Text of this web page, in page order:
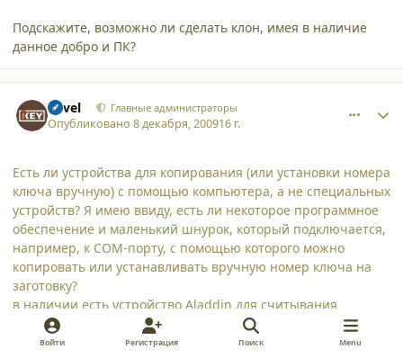
Подскажите, возможно ли сделать клон, имея в наличие
данное добро и ПК?
Pavel Главные администраторы
Опубликовано8 декабря, 200916 г.
Есть ли устройства для копирования (или установки номера
ключа вручную) с помощью компьютера, а не специальных
устройств? Я имею ввиду, есть ли некоторое программное
обеспечение и маленький шнурок, который подключается,
например, к COM-порту, с помощью которого можно
копировать или устанавливать вручную номер ключа на
заготовку?
в наличии есть устройство Aladdin для считывания
"таблеток".
Войти Регистрация Поиск Menu